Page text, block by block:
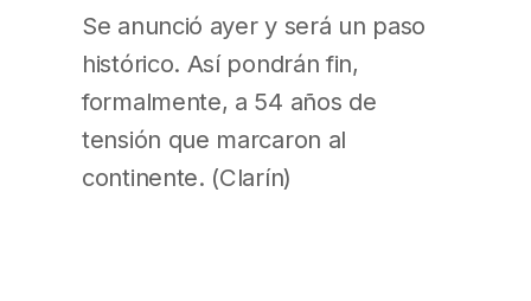
Se anunció ayer y será un paso
histórico. Así pondrán fin,
formalmente, a 54 años de
tensión que marcaron al
continente. (Clarín)